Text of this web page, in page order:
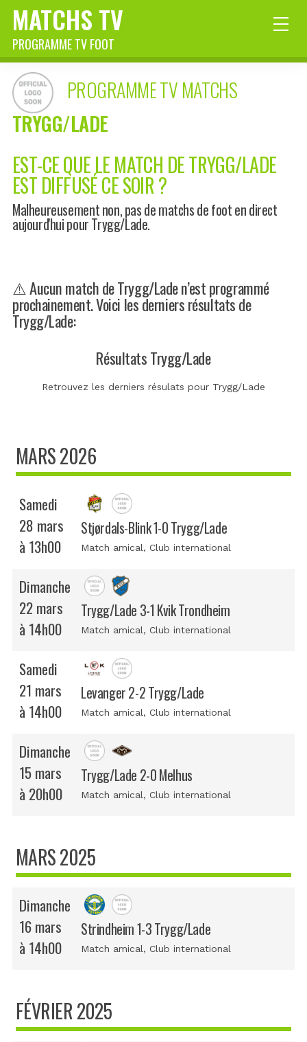
MATCHS TV
PROGRAMME TV FOOT
PROGRAMME TV MATCHS
TRYGG/LADE
EST-CE QUE LE MATCH DE TRYGG/LADE
EST DIFFUSÉ CE SOIR ?
Malheureusement non, pas de matchs de foot en direct
aujourd'hui pour Trygg/Lade.
⚠️ Aucun match de Trygg/Lade n’est programmé
prochainement. Voici les derniers résultats de
Trygg/Lade:
Résultats Trygg/Lade
Retrouvez les derniers résulats pour Trygg/Lade
MARS 2026
Samedi
28 mars
à 13h00
Stjørdals-Blink 1-0 Trygg/Lade
Match amical, Club international
Dimanche
22 mars
à 14h00
Trygg/Lade 3-1 Kvik Trondheim
Match amical, Club international
Samedi
21 mars
à 14h00
Levanger 2-2 Trygg/Lade
Match amical, Club international
Dimanche
15 mars
à 20h00
Trygg/Lade 2-0 Melhus
Match amical, Club international
MARS 2025
Dimanche
16 mars
à 14h00
Strindheim 1-3 Trygg/Lade
Match amical, Club international
FÉVRIER 2025